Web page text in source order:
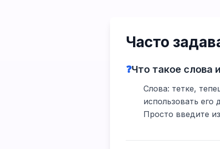
Часто
❓Что такое слова
Слова: тетке,
использовать
Просто введите